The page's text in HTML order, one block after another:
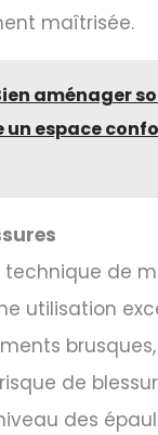
maîtrisée.
aménager
un espace
technique de
utilisation
de
des